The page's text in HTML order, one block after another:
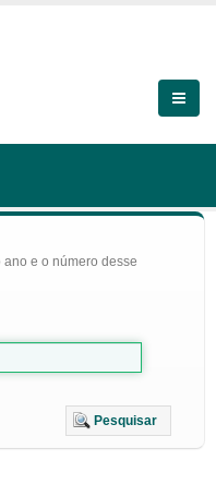
e o número desse
Pesquisar